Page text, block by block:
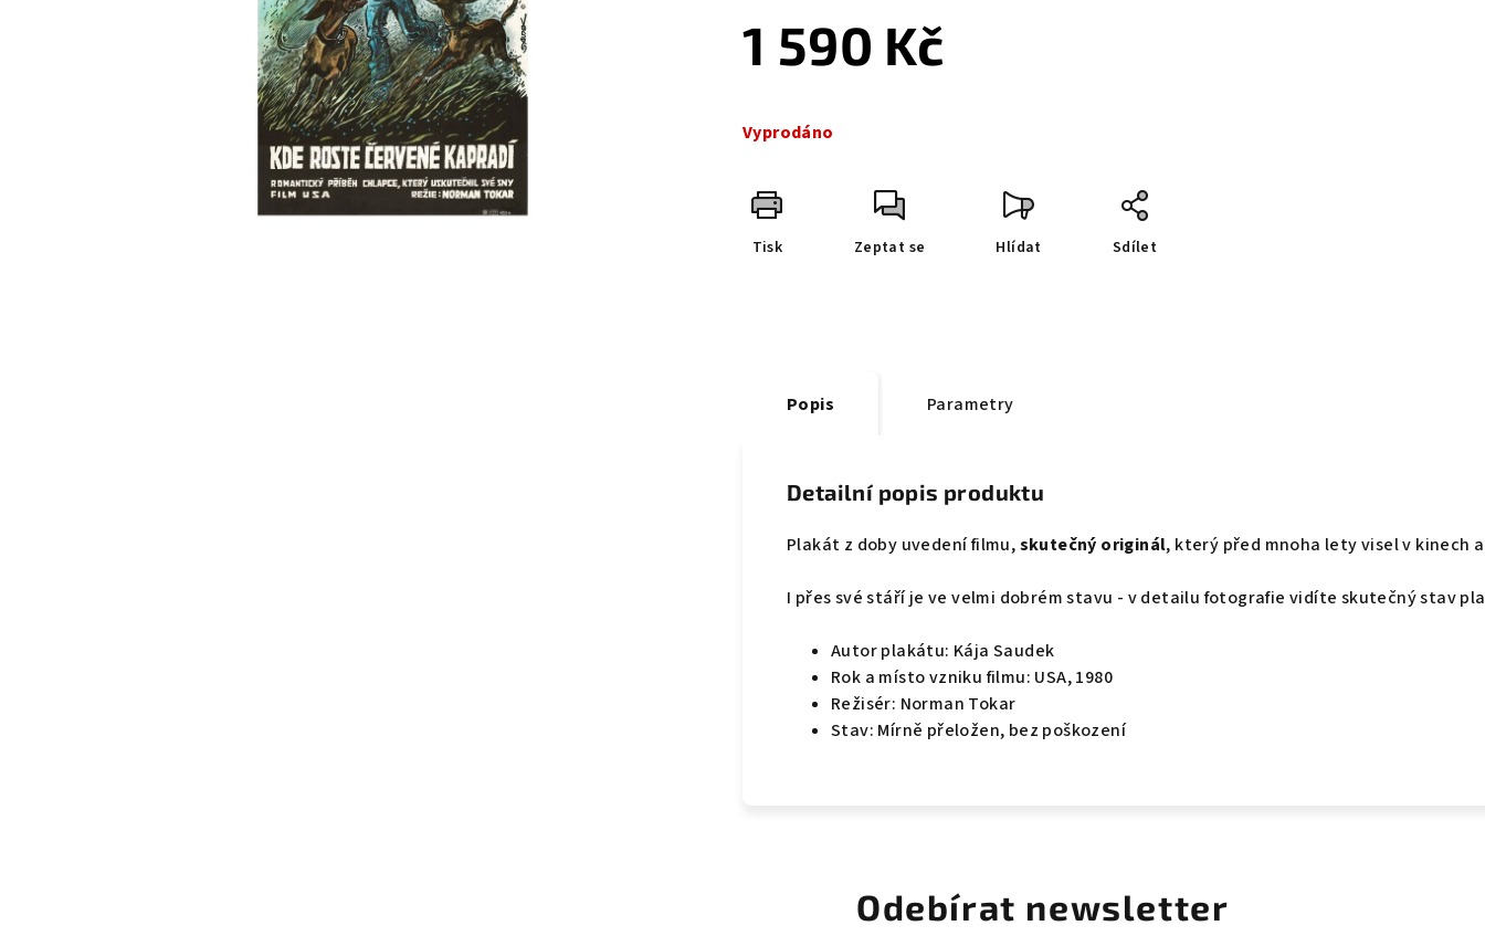
1 590 Kč
cena:
Vyprodáno
Tisk Zeptat se Hlídat Sdílet
Popis Parametry
Detailní popis produktu
Plakát z doby uvedení filmu,skutečný originál, který před mnoha lety visel v kinech
I přes své stáří je ve velmi dobrém stavu - v detailu fotografie vidíte skutečný stav
Autor plakátu: Kája Saudek
Rok a místo vzniku filmu: USA, 1980
Režisér: Norman Tokar
Stav: Mírně přeložen, bez poškození
Odebírat newsletter